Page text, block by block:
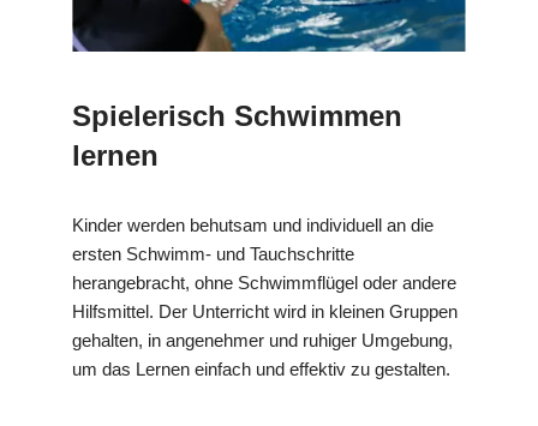
Spielerisch Schwimmen
lernen
Kinder werden behutsam und individuell an die
ersten Schwimm- und Tauchschritte
herangebracht, ohne Schwimmflügel oder andere
Hilfsmittel. Der Unterricht wird in kleinen Gruppen
gehalten, in angenehmer und ruhiger Umgebung,
um das Lernen einfach und effektiv zu gestalten.